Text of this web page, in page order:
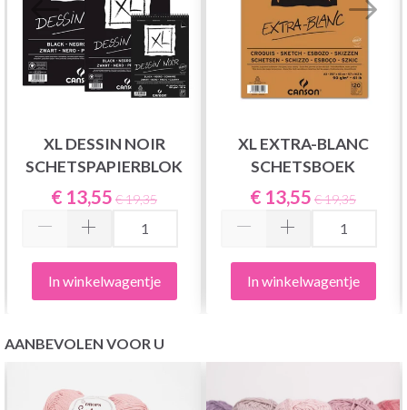
XL DESSIN NOIR
SCHETSPAPIERBLOK
€ 13,55 € 19,35
In winkelwagentje
XL EXTRA-BLANC
SCHETSBOEK
€ 13,55 € 19,35
In winkelwagentje
AANBEVOLEN VOOR U